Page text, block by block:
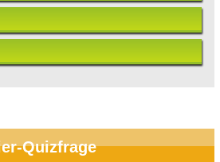
Quizfrage